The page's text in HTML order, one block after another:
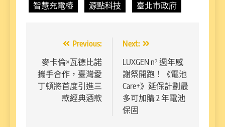
智慧充電樁
源點科技 臺北市政府
章
導
Previous:
麥卡倫×瓦德比諾
攜手合作，臺灣愛
丁頓將首度引進三
款經典酒款
Next:
LUXGEN n⁷ 週年感
謝祭開跑！《電池
Care+》延保計劃最
多可加購 2 年電池
保固